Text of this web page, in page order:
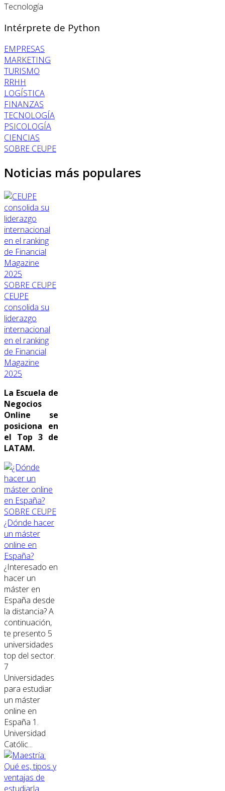
Tecnología
Intérprete de Python
EMPRESAS
MARKETING
TURISMO
RRHH
LOGÍSTICA
FINANZAS
TECNOLOGÍA
PSICOLOGÍA
CIENCIAS
SOBRE CEUPE
Noticias más populares
SOBRE CEUPE
CEUPE
consolida su
liderazgo
internacional
en el ranking
de Financial
Magazine
2025
La Escuela de
Negocios
Online se
posiciona en
el Top 3 de
LATAM.
SOBRE CEUPE
¿Dónde hacer
un máster
online en
España?
¿Interesado en
hacer un
máster en
España desde
la distancia? A
continuación,
te presento 5
universidades
top del sector.
7
Universidades
para estudiar
un máster
online en
España 1.
Universidad
Católic...